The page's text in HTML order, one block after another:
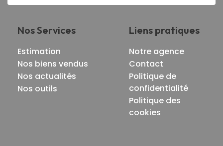
Nos Services
Estimation
Nos biens vendus
Nos actualités
Nos outils
Liens pratiques
Notre agence
Contact
Politique de
confidentialité
Politique des
cookies